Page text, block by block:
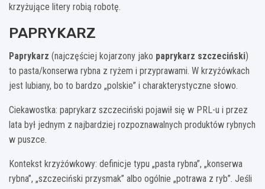
krzyżujące litery robią robotę.
PAPRYKARZ
Paprykarz (najczęściej kojarzony jako paprykarz szczeciński)
to pasta/konserwa rybna z ryżem i przyprawami. W krzyżówkach
jest lubiany, bo to bardzo „polskie” i charakterystyczne słowo.
Ciekawostka: paprykarz szczeciński pojawił się w PRL-u i przez
lata był jednym z najbardziej rozpoznawalnych produktów rybnych
w puszce.
Kontekst krzyżówkowy: definicje typu „pasta rybna”, „konserwa
rybna”, „szczeciński przysmak” albo ogólnie „potrawa z ryb”. Jeśli